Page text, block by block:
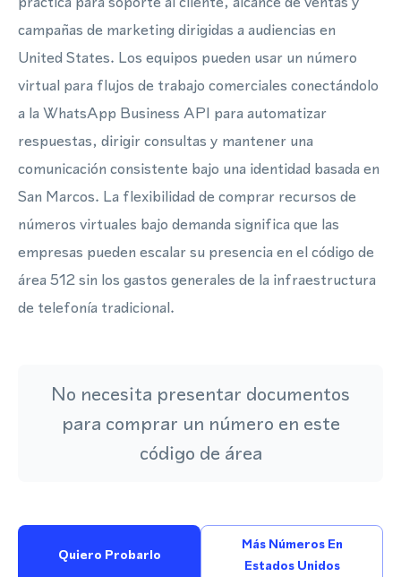
campañas de marketing dirigidas a audiencias en
United States. Los equipos pueden usar un número
virtual para flujos de trabajo comerciales conectándolo
a la WhatsApp Business API para automatizar
respuestas, dirigir consultas y mantener una
comunicación consistente bajo una identidad basada en
San Marcos. La flexibilidad de comprar recursos de
números virtuales bajo demanda significa que las
empresas pueden escalar su presencia en el código de
área 512 sin los gastos generales de la infraestructura
de telefonía tradicional.
No necesita presentar documentos
para comprar un número en este
código de área
Quiero Probarlo
Más Números En
Estados Unidos